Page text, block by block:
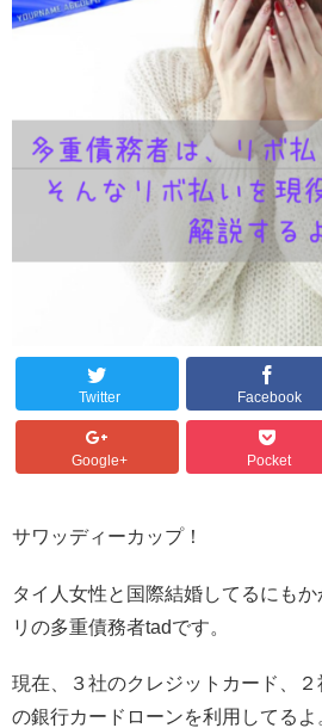
Twitter Facebook
Google+ Pocket
サワッディーカップ！
タイ人女性と国際結婚してるにも
リの多重債務者tadです。
現在、３社のクレジットカード、
の銀行カードローンを利用してるよ